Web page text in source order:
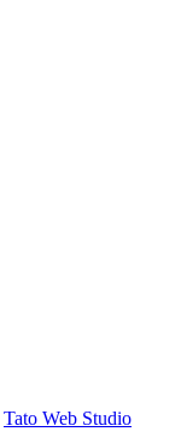
Tato Web Studio